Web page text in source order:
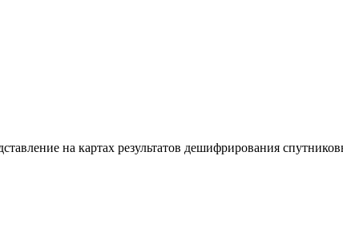
на картах результатов дешифрирования